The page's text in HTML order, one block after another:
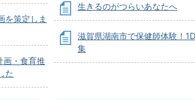
を策定しま
画・食育推
た
生きるのがつらいあなたへ
滋賀県湖南市で保健師体験！
集